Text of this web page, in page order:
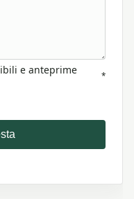
e anteprime
*